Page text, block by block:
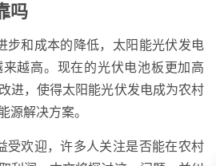
吗
步和成本的降低，太阳能光伏发电
越高。现在的光伏电池板更加高
进，使得太阳能光伏发电成为农村
源解决方案。
受欢迎，许多人关注是否能在农村